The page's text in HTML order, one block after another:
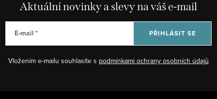
Aktuální novinky a slevy na váš e-mail
E-mail
Vložením e-mailu souhlasíte s podmínkami ochrany osobních údajů
PŘIHLÁSIT SE